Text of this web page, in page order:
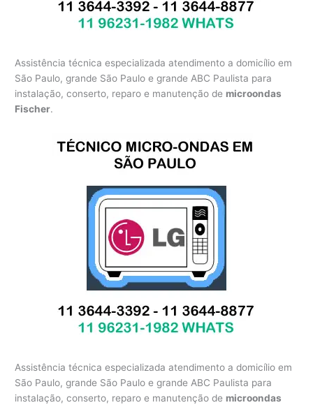
Assistência técnica especializada atendimento a domicílio em
São Paulo, grande São Paulo e grande ABC Paulista para
instalação, conserto, reparo e manutenção de microondas
Fischer.
Assistência técnica especializada atendimento a domicílio em
São Paulo, grande São Paulo e grande ABC Paulista para
instalação, conserto, reparo e manutenção de microondas